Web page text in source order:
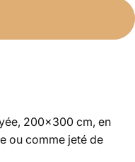
200x300 cm, en
ou comme jeté de